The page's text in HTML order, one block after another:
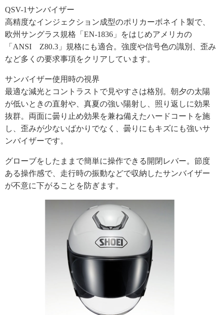
QSV-1サンバイザー
高精度なインジェクション成型のポリカーボネイト製で、
欧州サングラス規格「EN-1836」をはじめアメリカの
「ANSI Z80.3」規格にも適合。強度や信号色の識別、歪み
など多くの要求事項をクリアしています。
サンバイザー使用時の視界
最適な減光とコントラストで見やすさは格別。朝夕の太陽
が低いときの直射や、真夏の強い陽射し、照り返しに効果
抜群。両面に曇り止め効果を兼ね備えたハードコートを施
し、歪みが少ないばかりでなく、曇りにもキズにも強いサ
ンバイザーです。
グローブをしたままで簡単に操作できる開閉レバー。節度
ある操作感で、走行時の振動などで収納したサンバイザー
が不意に下がることを防ぎます。